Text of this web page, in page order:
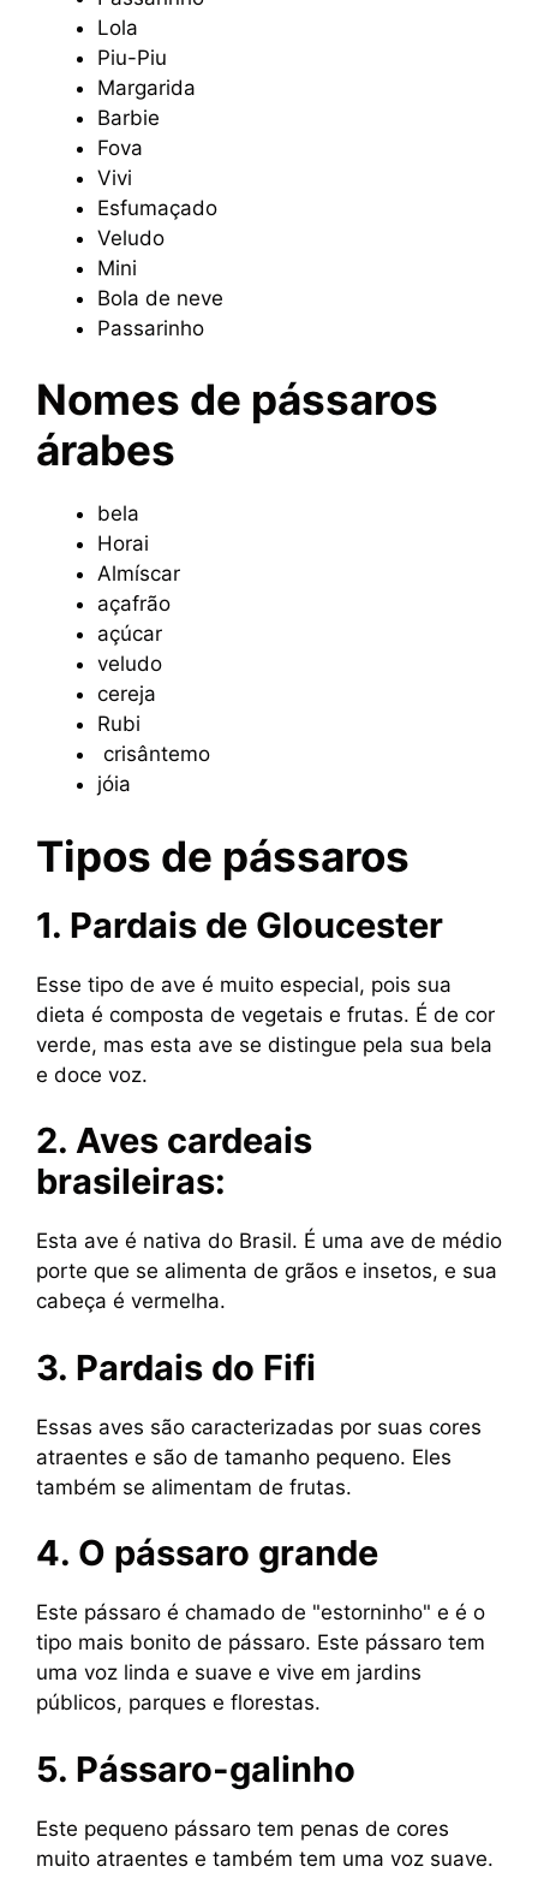
Lola
Piu-Piu
Margarida
Barbie
Fova
Vivi
Esfumaçado
Veludo
Mini
Bola de neve
Passarinho
Nomes de pássaros
árabes
bela
Horai
Almíscar
açafrão
açúcar
veludo
cereja
Rubi
crisântemo
jóia
Tipos de pássaros
1. Pardais de Gloucester
Esse tipo de ave é muito especial, pois sua
dieta é composta de vegetais e frutas. É de cor
verde, mas esta ave se distingue pela sua bela
e doce voz.
2. Aves cardeais
brasileiras:
Esta ave é nativa do Brasil. É uma ave de médio
porte que se alimenta de grãos e insetos, e sua
cabeça é vermelha.
3. Pardais do Fifi
Essas aves são caracterizadas por suas cores
atraentes e são de tamanho pequeno. Eles
também se alimentam de frutas.
4. O pássaro grande
Este pássaro é chamado de "estorninho" e é o
tipo mais bonito de pássaro. Este pássaro tem
uma voz linda e suave e vive em jardins
públicos, parques e florestas.
5. Pássaro-galinho
Este pequeno pássaro tem penas de cores
muito atraentes e também tem uma voz suave.